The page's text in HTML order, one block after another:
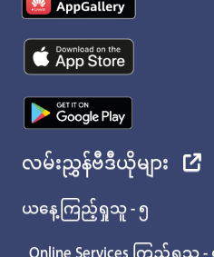
လမ်းညွှန်ဗီဒီယိုများ
ယနေ့ကြည့်ရှုသူ - ၅
Online Services ကြည့်ရှုသူ -